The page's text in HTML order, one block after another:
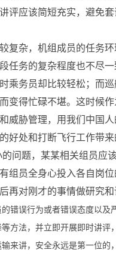
评应该简短充实，避免
杂，机组成员的任务环
任务的复杂程度也不尽
乘务员却比较轻松；而
变得忙碌不堪。这时候
威胁管理，用我们中国
好处和打断飞行工作带
问题，某某相关组员应
组员全身心投入各自岗
再对刚才的事情做研究和
误行为或者错误态度以及
方法，并立即开展即时讲评
来讲，安全永远是第一位的